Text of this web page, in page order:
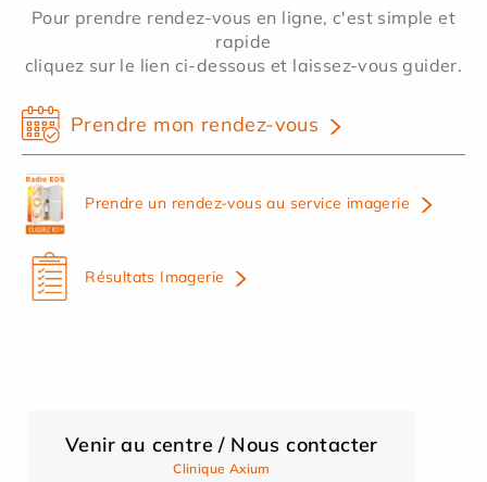
Pour prendre rendez-vous en ligne, c'est simple et
rapide
cliquez sur le lien ci-dessous et laissez-vous guider.
Prendre mon rendez-vous
Prendre un rendez-vous au service imagerie
Résultats Imagerie
Venir au centre / Nous contacter
Clinique Axium